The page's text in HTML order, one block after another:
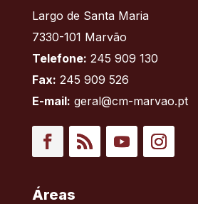
Largo de Santa Maria
7330-101 Marvão
Telefone: 245 909 130
Fax: 245 909 526
E-mail: geral@cm-marvao.pt
Áreas